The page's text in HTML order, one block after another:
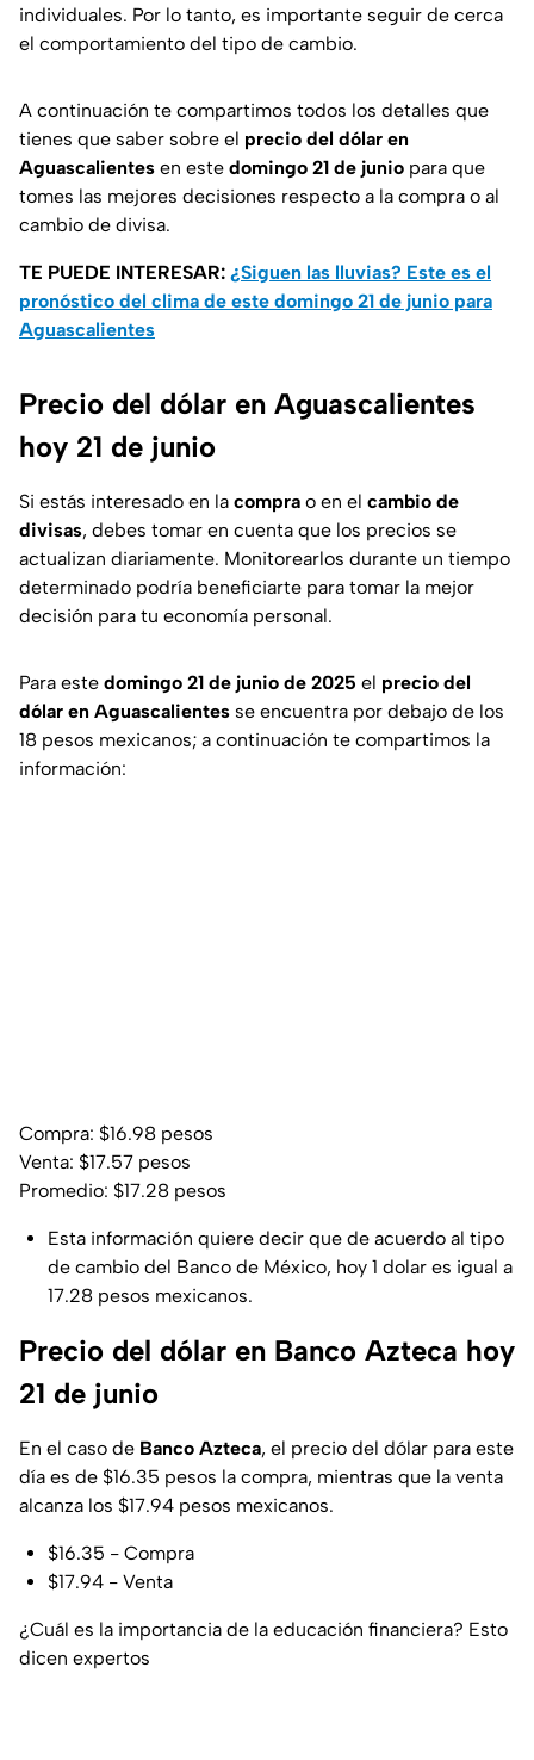
individuales. Por lo tanto, es importante seguir de cerca
el comportamiento del tipo de cambio.
A continuación te compartimos todos los detalles que
tienes que saber sobre el precio del dólar en
Aguascalientes en este domingo 21 de junio para que
tomes las mejores decisiones respecto a la compra o al
cambio de divisa.
TE PUEDE INTERESAR: ¿Siguen las lluvias? Este es el
pronóstico del clima de este domingo 21 de junio para
Aguascalientes
Precio del dólar en Aguascalientes
hoy 21 de junio
Si estás interesado en la compra o en el cambio de
divisas, debes tomar en cuenta que los precios se
actualizan diariamente. Monitorearlos durante un tiempo
determinado podría beneficiarte para tomar la mejor
decisión para tu economía personal.
Para este domingo 21 de junio de 2025 el precio del
dólar en Aguascalientes se encuentra por debajo de los
18 pesos mexicanos; a continuación te compartimos la
información:
Compra: $16.98 pesos
Venta: $17.57 pesos
Promedio: $17.28 pesos
Esta información quiere decir que de acuerdo al tipo
de cambio del Banco de México, hoy 1 dolar es igual a
17.28 pesos mexicanos.
Precio del dólar en Banco Azteca hoy
21 de junio
En el caso de Banco Azteca, el precio del dólar para este
día es de $16.35 pesos la compra, mientras que la venta
alcanza los $17.94 pesos mexicanos.
$16.35 - Compra
$17.94 - Venta
¿Cuál es la importancia de la educación financiera? Esto
dicen expertos